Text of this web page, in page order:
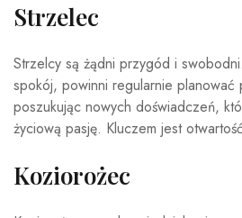
Strzelec
Strzelcy są żądni przygód i
spokój, powinni regularnie
poszukując nowych doświadczeń,
życiową pasję. Kluczem jest
Koziorożec